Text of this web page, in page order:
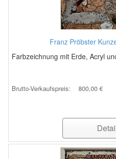
Franz Pröbster
Farbzeichnung mit Erde, Acryl
Brutto-Verkaufspreis: 800,00 €